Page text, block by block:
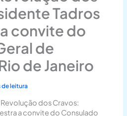
Tadros
convite do
de
de Janeiro
de leitura
dos Cravos:
a convite do Consulado